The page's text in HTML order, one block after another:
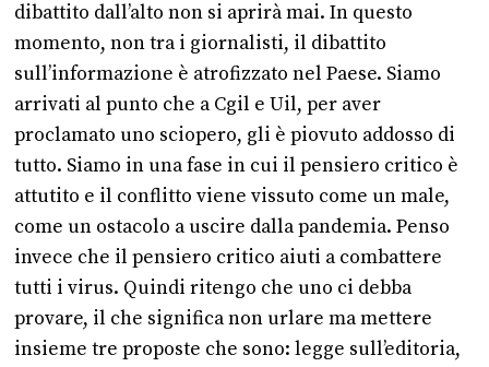
dibattito dall’alto non si aprirà mai. In questo
momento, non tra i giornalisti, il dibattito
sull’informazione è atrofizzato nel Paese. Siamo
arrivati al punto che a Cgil e Uil, per aver
proclamato uno sciopero, gli è piovuto addosso di
tutto. Siamo in una fase in cui il pensiero critico è
attutito e il conflitto viene vissuto come un male,
come un ostacolo a uscire dalla pandemia. Penso
invece che il pensiero critico aiuti a combattere
tutti i virus. Quindi ritengo che uno ci debba
provare, il che significa non urlare ma mettere
insieme tre proposte che sono: legge sull’editoria,